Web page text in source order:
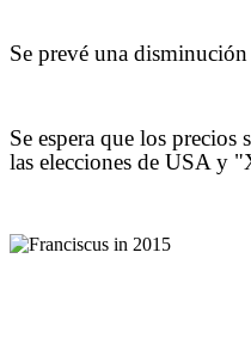
Se prevé una
Se espera que los
las elecciones de USA y